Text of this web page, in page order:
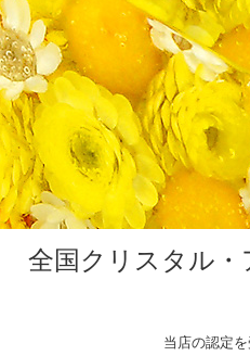
全国クリスタル
当店の認定